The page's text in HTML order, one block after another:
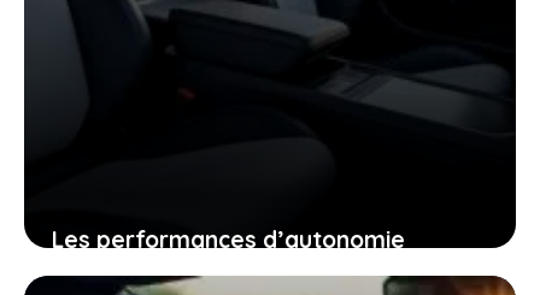
Les performances d’autonomie
autoroutière du tesla model y qui vont